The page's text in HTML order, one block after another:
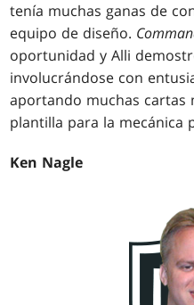
tenía muchas ganas de
equipo de diseño.
oportunidad y Alli
involucrándose con
aportando muchas cartas
plantilla para la mecánica
Ken Nagle